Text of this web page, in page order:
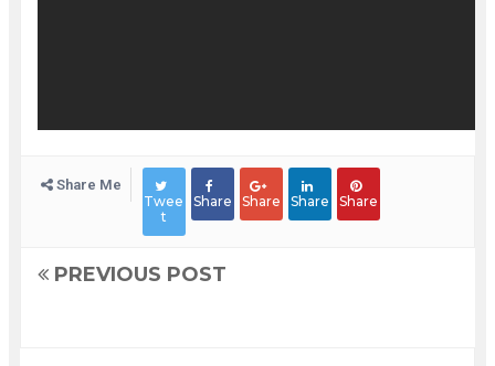
Share Me
Twee
t
Share Share Share Share
PREVIOUS POST